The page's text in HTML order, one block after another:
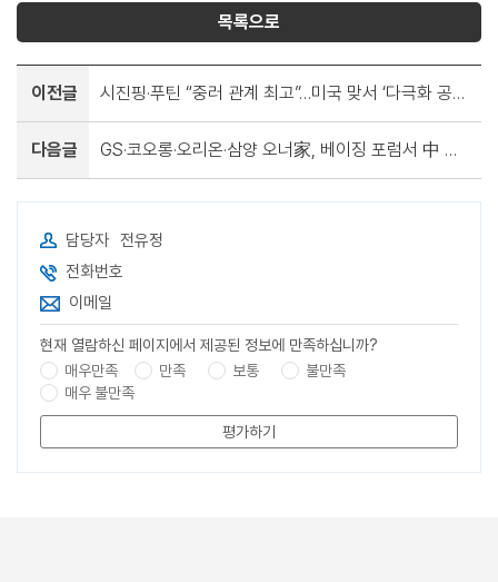
목록으로
이전글 시진핑·푸틴 “중러 관계 최고”…미국 맞서 ‘다극화 공동성명’ 채택
다음글 GS·코오롱·오리온·삼양 오너家, 베이징 포럼서 中 재계와 맞손
담당자 전유정
전화번호
이메일
현재 열람하신 페이지에서 제공된 정보에 만족하십니까?
매우만족
만족 보통
불만족
매우 불만족
평가하기